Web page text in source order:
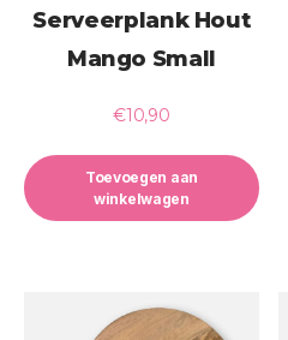
Serveerplank Hout
Mango Small
€10,90
Toevoegen aan
winkelwagen